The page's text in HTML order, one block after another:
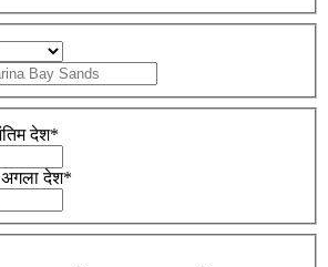
देश*
अगला देश*